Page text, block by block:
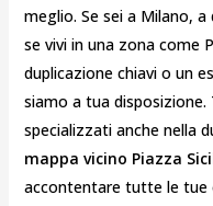
meglio. Se sei a Milano,
se vivi in una zona come
duplicazione chiavi o un
siamo a tua
specializzati anche nella
mappa vicino Piazza
accontentare tutte le tue